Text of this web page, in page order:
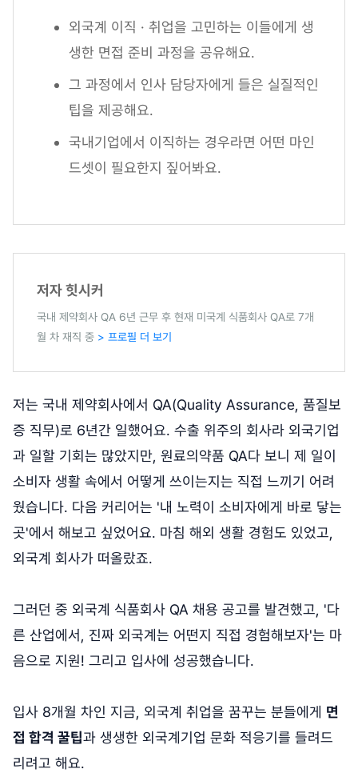
외국계 이직 · 취업을 고민하는 이들에게 생
생한 면접 준비 과정을 공유해요.
그 과정에서 인사 담당자에게 들은 실질적인
팁을 제공해요.
국내기업에서 이직하는 경우라면 어떤 마인
드셋이 필요한지 짚어봐요.
저자 힛시커
국내 제약회사 QA 6년 근무 후 현재 미국계 식품회사 QA로 7개
월 차 재직 중 > 프로필 더 보기
저는 국내 제약회사에서 QA(Quality Assurance, 품질보
증 직무)로 6년간 일했어요. 수출 위주의 회사라 외국기업
과 일할 기회는 많았지만, 원료의약품 QA다 보니 제 일이
소비자 생활 속에서 어떻게 쓰이는지는 직접 느끼기 어려
웠습니다. 다음 커리어는 '내 노력이 소비자에게 바로 닿는
곳'에서 해보고 싶었어요. 마침 해외 생활 경험도 있었고,
외국계 회사가 떠올랐죠.
그러던 중 외국계 식품회사 QA 채용 공고를 발견했고, '다
른 산업에서, 진짜 외국계는 어떤지 직접 경험해보자'는 마
음으로 지원! 그리고 입사에 성공했습니다.
입사 8개월 차인 지금, 외국계 취업을 꿈꾸는 분들에게 면
접 합격 꿀팁과 생생한 외국계기업 문화 적응기를 들려드
리려고 해요.